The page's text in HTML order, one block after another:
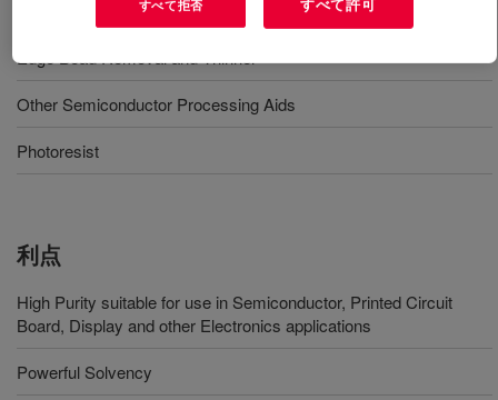
Edge Bead Removal and Thinner
Other Semiconductor Processing Aids
Photoresist
利点
High Purity suitable for use in Semiconductor, Printed Circuit
Board, Display and other Electronics applications
Powerful Solvency
すべて拒否